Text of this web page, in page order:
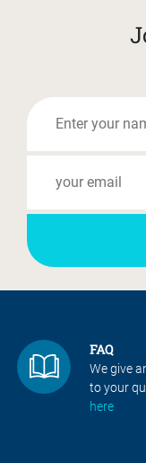
FAQ
We give
to your
here